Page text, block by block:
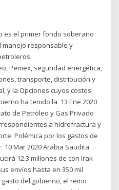
es el primer fondo soberano
manejo responsable y
Pemex, seguridad energética,
transporte, distribución y
y la Opciones cuyos costos
ha tenido la 13 Ene 2020
de Petróleo y Gas Privado
a hidrofractura y
Polémica por los gastos de
Mar 2020 Arabia Saudita
12.3 millones de con Irak
envíos hasta en 350 mil
del gobierno, el reino